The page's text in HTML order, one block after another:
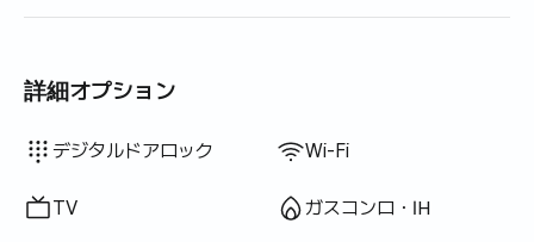
あります 3. 近くに洗濯部屋、カ
ストが親切 欠点：1.写真より古い
は違う感じです 2. 家電製品の故
障に悩むことがあります 3. **が
付属していますが、私は新しく買
って書いた 4.寝具も改善が必要
詳細オプション
デジタルドアロック Wi-Fi
TV ガスコンロ・IH
デスク
利用不可:
鍵式ロック
利用不可:
屋外防犯カメラ
利用不可:
警備室・警備員
利用不可:
消火器
利用不可:
乾燥機
利用不可:
共用ガスコンロ・IH
利用不可:
共用冷蔵庫
利用不可:
共用洗濯機
利用不可:
共用乾燥機
利用不可:
追加寝具あり
利用不可:
ボイラー（都市ガス）
利用不可:
ダイニングテーブル・椅子
利用不可:
クローゼット
利用不可:
ソファ
ドライヤー
遮光カーテン
スポンジ
掃除機
電気ケトル
炊飯器
調理器具（まな板・包丁・はさみ等）
鍋・フライパン
基本食器（皿・カップ等）
ハンガーラック
座卓
扇風機
物干しラック
利用不可: バスタブ
利用不可: ウォシュレット
利用不可: 浄水シャワー
利用不可: ボディソープ
利用不可: シャンプー・リンス
利用不可: 石鹸
利用不可: トイレットペーパー
利用不可: 歯ブラシ
利用不可: 歯磨き粉
利用不可: タオル
利用不可: トッパー・折りたたみマットレス
利用不可: ブラインド
利用不可: ほうき
利用不可: 洗濯洗剤
利用不可: 柔軟剤
利用不可: 食器用洗剤
利用不可: 生ごみ袋
利用不可: ごみ袋
利用不可: 布巾
利用不可: 屋外バーベキュー設備
利用不可: エレベーター
利用不可: 無料フィットネス
利用不可: プール
利用不可: 無料共用サウナ
利用不可: スパ・ワールプール
利用不可: ジャグジー・ヒノキ風呂
利用不可: テラス
利用不可: ソファベッド
利用不可: 電気ボイラー
利用不可: 灯油暖房
利用不可: LPGガス
利用不可: 再生可能エネルギー
利用不可: プロジェクター
利用不可: 有線インターネット
利用不可: アイロン
利用不可: 洗濯乾燥機一体型